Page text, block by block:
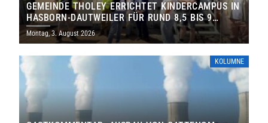
GEMEINDE THOLEY ERRICHTET KINDERCAMPUS IN
HASBORN-DAUTWEILER FÜR RUND 8,5 BIS 9
MILLIONEN EURO
Montag, 3. August 2026
KOLUMNE